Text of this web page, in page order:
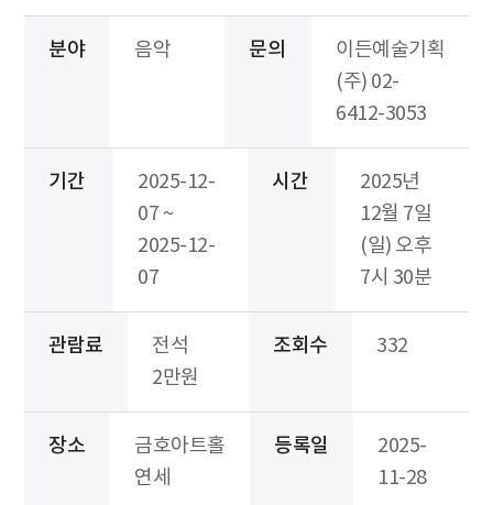
분야 음악 문의
이든예술기획
(주) 02-
6412-3053
기간
2025-12-
07 ~
2025-12-
07
시간
2025년
12월 7일
(일) 오후
7시 30분
관람료
전석
2만원
조회수 332
장소
금호아트홀
연세
등록일
2025-
11-28